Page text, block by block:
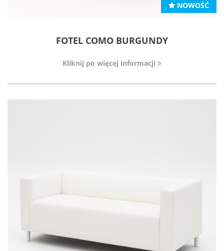
NOWOŚĆ
FOTEL COMO BURGUNDY
Kliknij po więcej informacji